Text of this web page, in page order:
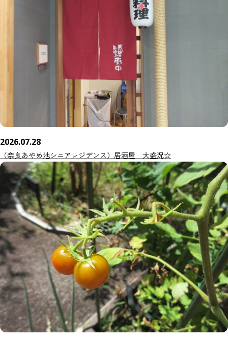
2026.07.28
（奈良あやめ池シニアレジデンス）居酒屋 大盛況☆